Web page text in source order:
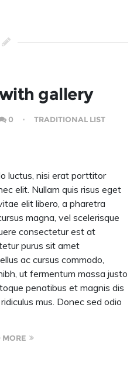
gallery
0 TRADITIONAL LIST
luctus, nisi erat porttitor
elit. Nullam quis risus eget
elit libero, a pharetra
magna, vel scelerisque
consectetur est at
purus sit amet
ac cursus commodo,
ut fermentum massa justo
penatibus et magnis dis
mus. Donec sed odio
MORE